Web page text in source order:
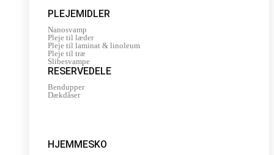
PLEJEMIDLER
Nanosvamp
Pleje til læder
Pleje til laminat & linoleum
Pleje til træ
Slibesvampe
RESERVEDELE
Bendupper
Dækdåser
HJEMMESKO